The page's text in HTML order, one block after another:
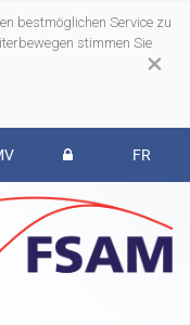
×
bestmöglichen Service zu
stimmen Sie
FR